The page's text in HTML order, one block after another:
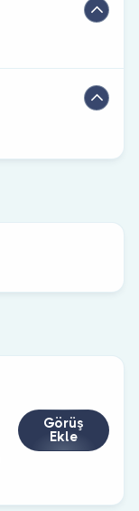
Görüş
Ekle